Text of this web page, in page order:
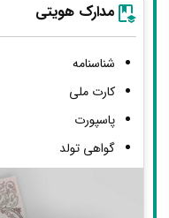
مدارک هویتی
شناسنامه
کارت ملی
پاسپورت
گواهی تولد